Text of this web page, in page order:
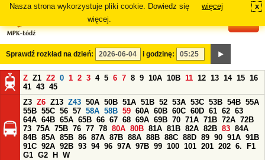
Nasza strona wykorzystuje pliki cookie. Dowiedz się
więcej.
więcej x
Sprawdź rozkład na dzień: i godzinę:
Z Z1 Z2 0 1 2 3 4 5 6 7 8 9 10A 10B 11 12 13 14 15 16
41 43 45
Z3 Z6 Z13 Z43 50A 50B 51A 51B 52 53A 53C 53B 54B 55A
55B 55C 56 57 58A 58B 59 60A 60B 60C 60D 61 62 63
64A 64B 65A 65B 66 67 68 69A 69B 70 71A 71B 72A 72B
73 75A 75B 76 77 78 80A 80B 81A 81B 82A 82B 83 84A
84B 85A 85B 86 87A 87B 88A 88B 88C 88D 89 90 91A 91B
91C 92A 92B 93 94 96 97A 97B 99 100 101 201 202 6.
F1
G1 G2 H
W